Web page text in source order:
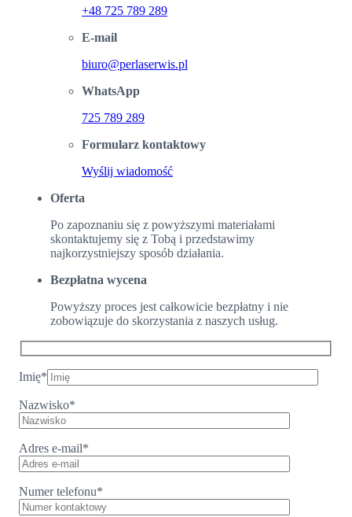
+48 725 789 289
E-mail
biuro@perlaserwis.pl
WhatsApp
725 789 289
Formularz kontaktowy
Wyślij wiadomość
Oferta
Po zapoznaniu się z powyższymi materiałami
skontaktujemy się z Tobą i przedstawimy
najkorzystniejszy sposób działania.
Bezpłatna wycena
Powyższy proces jest całkowicie bezpłatny i nie
zobowiązuje do skorzystania z naszych usług.
Imię*
Nazwisko*
Adres e-mail*
Numer telefonu*